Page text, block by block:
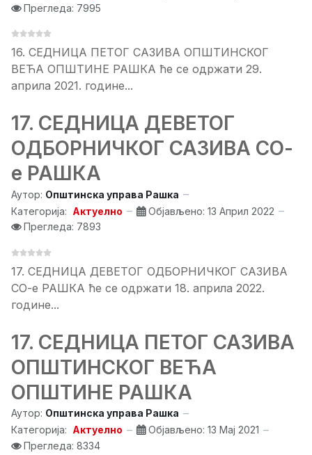
Прегледа: 7995
16. СЕДНИЦА ПЕТОГ САЗИВА ОПШТИНСКОГ
ВЕЋА ОПШТИНЕ РАШКА ће се одржати 29.
априла 2021. године...
17. СЕДНИЦA ДЕВЕТОГ
ОДБОРНИЧКОГ САЗИВА СО-
е РАШКА
Аутор: Општинска управа Рашка
Категорија: Актуелно
Објављено: 13 Април 2022
Прегледа: 7893
17. СЕДНИЦA ДЕВЕТОГ ОДБОРНИЧКОГ САЗИВА
СО-е РАШКА ће се одржати 18. априла 2022.
године...
17. СЕДНИЦA ПЕТОГ САЗИВА
ОПШТИНСКОГ ВЕЋА
ОПШТИНЕ РАШКА
Аутор: Општинска управа Рашка
Категорија: Актуелно
Објављено: 13 Мај 2021
Прегледа: 8334